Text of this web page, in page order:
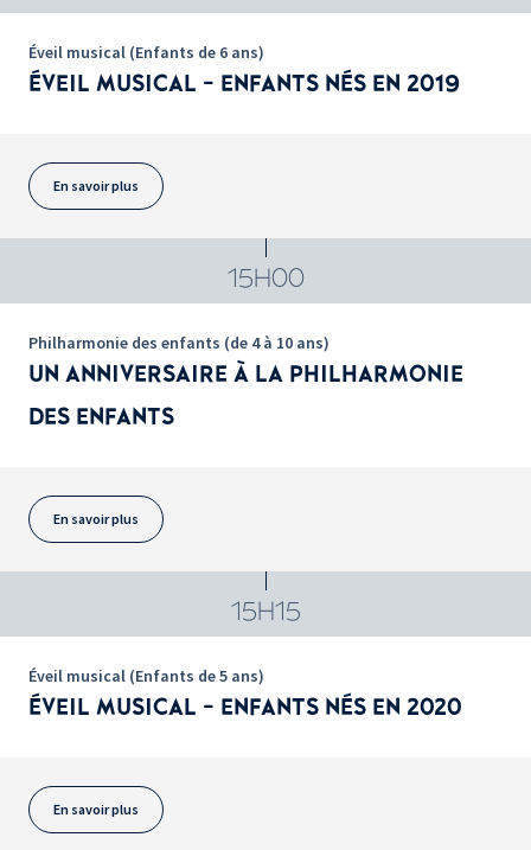
Éveil musical (Enfants de 6 ans)
ÉVEIL MUSICAL - ENFANTS NÉS EN 2019
En savoir plus
15H00
Philharmonie des enfants (de 4 à 10 ans)
UN ANNIVERSAIRE À LA PHILHARMONIE
DES ENFANTS
En savoir plus
15H15
Éveil musical (Enfants de 5 ans)
ÉVEIL MUSICAL - ENFANTS NÉS EN 2020
En savoir plus